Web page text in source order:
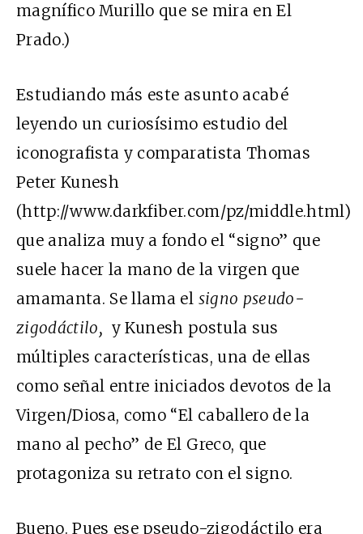
magnífico Murillo que se mira en El
Prado.)
Estudiando más este asunto acabé
leyendo un curiosísimo estudio del
iconografista y comparatista Thomas
Peter Kunesh
(http://www.darkfiber.com/pz/middle.html)
que analiza muy a fondo el “signo” que
suele hacer la mano de la virgen que
amamanta. Se llama el signo pseudo-
zigodáctilo, y Kunesh postula sus
múltiples características, una de ellas
como señal entre iniciados devotos de la
Virgen/Diosa, como “El caballero de la
mano al pecho” de El Greco, que
protagoniza su retrato con el signo.
Bueno. Pues ese pseudo-zigodáctilo era